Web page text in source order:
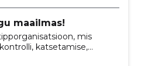
maailmas!
mis
katsetamise,
ja tehnilise nõustamise